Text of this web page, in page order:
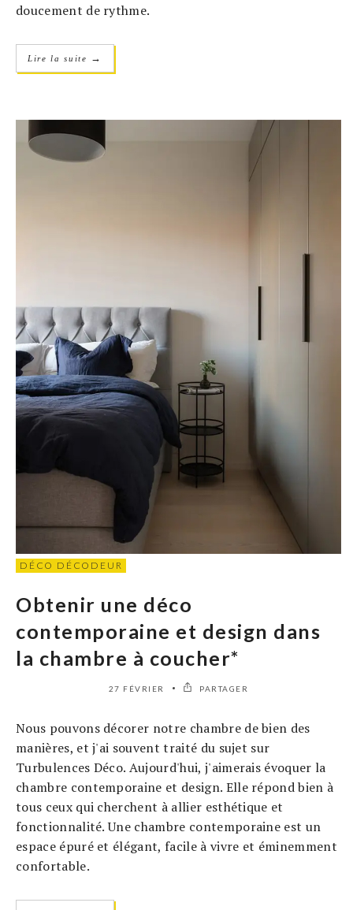
doucement de rythme.
Lire la suite →
DÉCO DÉCODEUR
Obtenir une déco
contemporaine et design dans
la chambre à coucher*
27 FÉVRIER PARTAGER
Nous pouvons décorer notre chambre de bien des
manières, et j'ai souvent traité du sujet sur
Turbulences Déco. Aujourd'hui, j'aimerais évoquer la
chambre contemporaine et design. Elle répond bien à
tous ceux qui cherchent à allier esthétique et
fonctionnalité. Une chambre contemporaine est un
espace épuré et élégant, facile à vivre et éminemment
confortable.